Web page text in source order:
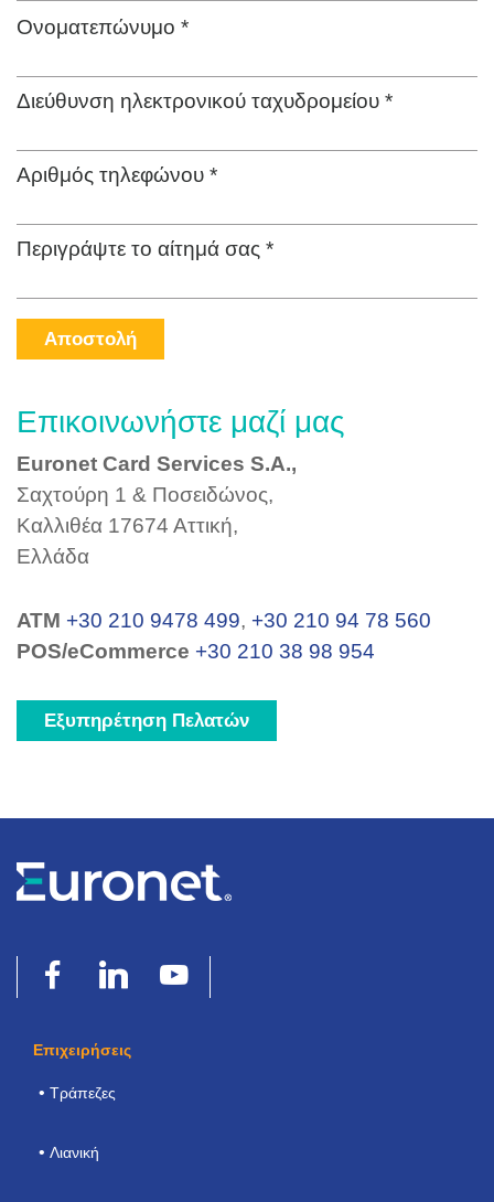
Ονοματεπώνυμο *
Διεύθυνση ηλεκτρονικού ταχυδρομείου *
Αριθμός τηλεφώνου *
Περιγράψτε το αίτημά σας *
Αποστολή
Επικοινωνήστε μαζί μας
Euronet Card Services S.A.,
Σαχτούρη 1 & Ποσειδώνος,
Καλλιθέα 17674 Αττική,
Ελλάδα
ΑΤΜ +30 210 9478 499, +30 210 94 78 560
POS/eCommerce +30 210 38 98 954
Εξυπηρέτηση Πελατών
Επιχειρήσεις
Τράπεζες
Λιανική